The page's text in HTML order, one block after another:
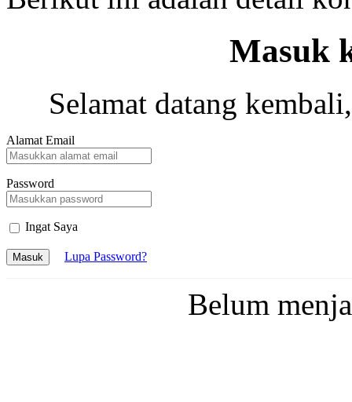
Masuk
Selamat datang
Alamat Email
Password
Ingat Saya
Masuk Lupa Password?
Belum